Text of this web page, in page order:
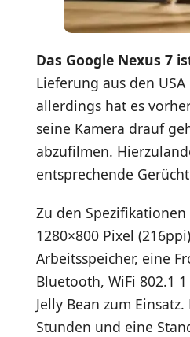
Das Google Nexus 7
Lieferung aus den
allerdings hat es
seine Kamera drauf
abzufilmen.
entsprechende
Zu den
1280×800 Pixel
Arbeitsspeicher, eine
Bluetooth, WiFi 802.1
Jelly Bean zum
Stunden und eine